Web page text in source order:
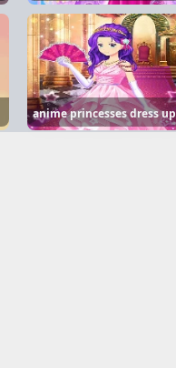
anime princesses dress up